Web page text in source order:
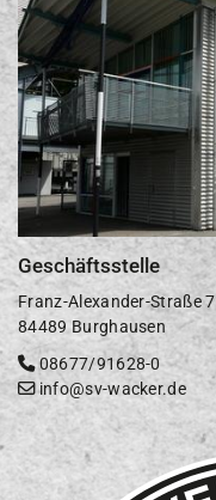
Geschäftsstelle
Franz-Alexander-Straße 7
84489 Burghausen
08677/91628-0
info@sv-wacker.de